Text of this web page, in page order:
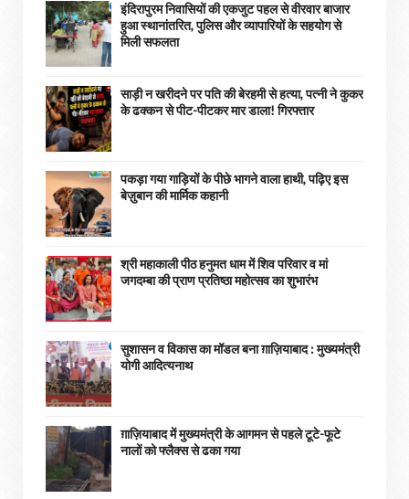
इंदिरापुरम निवासियों की एकजुट पहल से वीरवार बाजार
हुआ स्थानांतरित, पुलिस और व्यापारियों के सहयोग से
मिली सफलता
साड़ी न खरीदने पर पति की बेरहमी से हत्या, पत्नी ने कुकर
के ढक्कन से पीट-पीटकर मार डाला! गिरफ्तार
पकड़ा गया गाड़ियों के पीछे भागने वाला हाथी, पढ़िए इस
बेज़ुबान की मार्मिक कहानी
श्री महाकाली पीठ हनुमत धाम में शिव परिवार व मां
जगदम्बा की प्राण प्रतिष्ठा महोत्सव का शुभारंभ
सुशासन व विकास का मॉडल बना ग़ाज़ियाबाद : ​मुख्यमंत्री
योगी आदित्यनाथ
ग़ाज़ियाबाद में मुख्यमंत्री के आगमन से पहले टूटे-फूटे
नालों को फ्लैक्स से ढका गया